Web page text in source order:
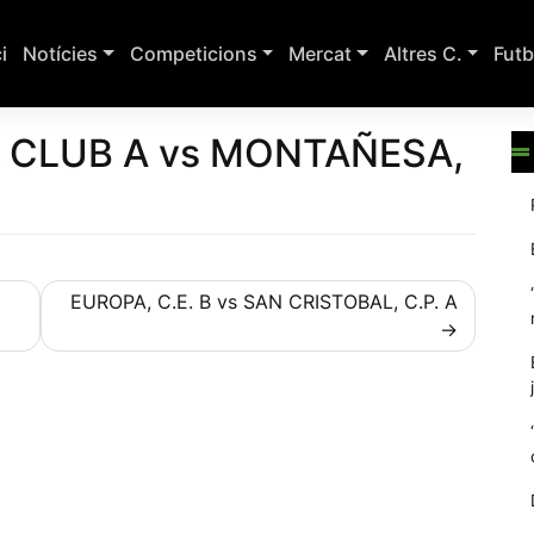
Notícies Competicions Mercat Altres C.
A vs MONTAÑESA,
EUROPA, C.E. B vs SAN CRISTOBAL, C.P. A